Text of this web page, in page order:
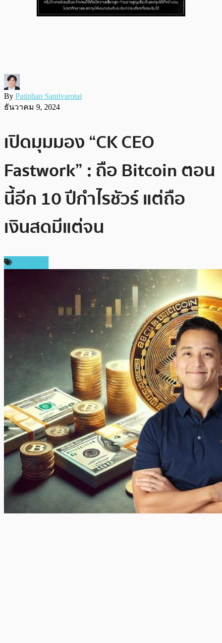
By Patiphan Santivarotai
ธันวาคม 9, 2024
เปิดมุมมอง “CK CEO
Fastwork” : ถือ Bitcoin ตอน
นี้อีก 10 ปีกำไรชัวร์ แต่ถือ
เงินสดมีแต่จน